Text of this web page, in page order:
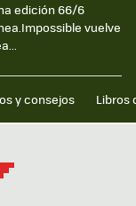
edición 66/6
vuelve
y consejos Libros